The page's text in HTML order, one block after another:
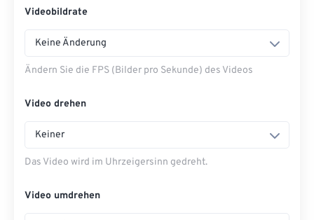
Videobildrate
Keine Änderung
Ändern Sie die FPS (Bilder pro Sekunde) des Videos
Video drehen
Keiner
Das Video wird im Uhrzeigersinn gedreht.
Video umdrehen